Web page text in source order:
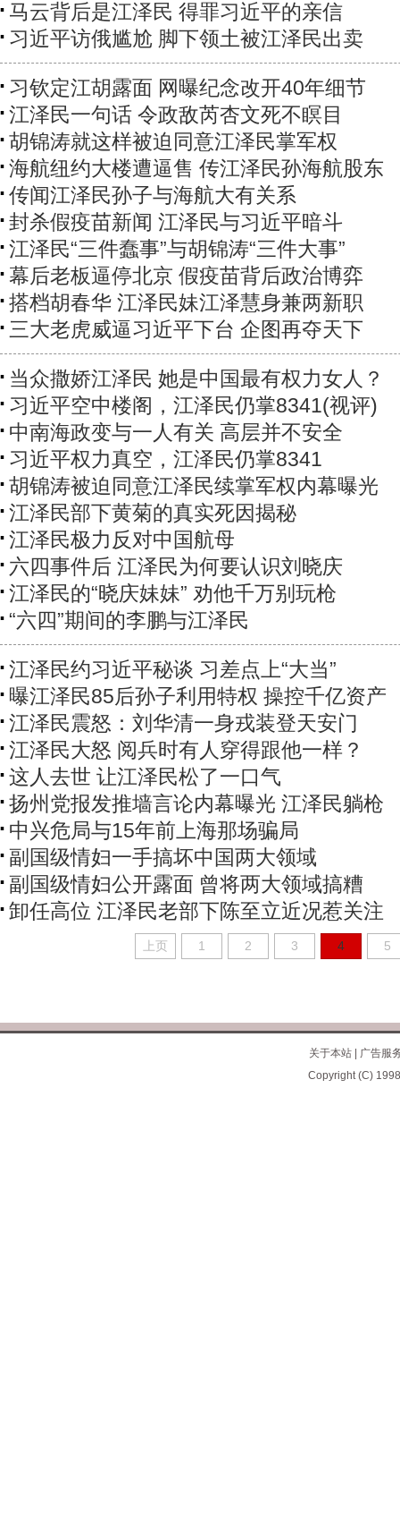
马云背后是江泽民 得罪习近平的亲信
习近平访俄尴尬 脚下领土被江泽民出卖
习钦定江胡露面 网曝纪念改开40年细节
江泽民一句话 令政敌芮杏文死不瞑目
胡锦涛就这样被迫同意江泽民掌军权
海航纽约大楼遭逼售 传江泽民孙海航股东
传闻江泽民孙子与海航大有关系
封杀假疫苗新闻 江泽民与习近平暗斗
江泽民“三件蠢事”与胡锦涛“三件大事”
幕后老板逼停北京 假疫苗背后政治博弈
搭档胡春华 江泽民妹江泽慧身兼两新职
三大老虎威逼习近平下台 企图再夺天下
当众撒娇江泽民 她是中国最有权力女人？
习近平空中楼阁，江泽民仍掌8341(视评)
中南海政变与一人有关 高层并不安全
习近平权力真空，江泽民仍掌8341
胡锦涛被迫同意江泽民续掌军权内幕曝光
江泽民部下黄菊的真实死因揭秘
江泽民极力反对中国航母
六四事件后 江泽民为何要认识刘晓庆
江泽民的“晓庆妹妹” 劝他千万别玩枪
“六四”期间的李鹏与江泽民
江泽民约习近平秘谈 习差点上“大当”
曝江泽民85后孙子利用特权 操控千亿资产
江泽民震怒：刘华清一身戎装登天安门
江泽民大怒 阅兵时有人穿得跟他一样？
这人去世 让江泽民松了一口气
扬州党报发推墙言论内幕曝光 江泽民躺枪
中兴危局与15年前上海那场骗局
副国级情妇一手搞坏中国两大领域
副国级情妇公开露面 曾将两大领域搞糟
卸任高位 江泽民老部下陈至立近况惹关注
上页 1 2 3 4 5
关于本站|
广告服
Copyright (C)